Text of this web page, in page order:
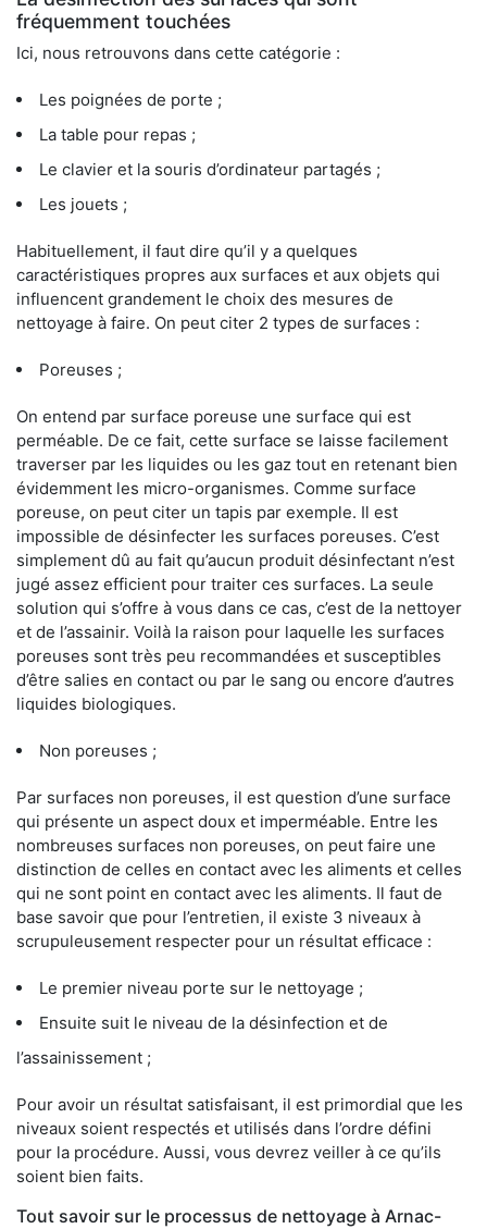
fréquemment touchées
Ici, nous retrouvons dans cette catégorie :
Les poignées de porte ;
La table pour repas ;
Le clavier et la souris d’ordinateur partagés ;
Les jouets ;
Habituellement, il faut dire qu’il y a quelques
caractéristiques propres aux surfaces et aux objets qui
influencent grandement le choix des mesures de
nettoyage à faire. On peut citer 2 types de surfaces :
Poreuses ;
On entend par surface poreuse une surface qui est
perméable. De ce fait, cette surface se laisse facilement
traverser par les liquides ou les gaz tout en retenant bien
évidemment les micro-organismes. Comme surface
poreuse, on peut citer un tapis par exemple. Il est
impossible de désinfecter les surfaces poreuses. C’est
simplement dû au fait qu’aucun produit désinfectant n’est
jugé assez efficient pour traiter ces surfaces. La seule
solution qui s’offre à vous dans ce cas, c’est de la nettoyer
et de l’assainir. Voilà la raison pour laquelle les surfaces
poreuses sont très peu recommandées et susceptibles
d’être salies en contact ou par le sang ou encore d’autres
liquides biologiques.
Non poreuses ;
Par surfaces non poreuses, il est question d’une surface
qui présente un aspect doux et imperméable. Entre les
nombreuses surfaces non poreuses, on peut faire une
distinction de celles en contact avec les aliments et celles
qui ne sont point en contact avec les aliments. Il faut de
base savoir que pour l’entretien, il existe 3 niveaux à
scrupuleusement respecter pour un résultat efficace :
Le premier niveau porte sur le nettoyage ;
Ensuite suit le niveau de la désinfection et de
l’assainissement ;
Pour avoir un résultat satisfaisant, il est primordial que les
niveaux soient respectés et utilisés dans l’ordre défini
pour la procédure. Aussi, vous devrez veiller à ce qu’ils
soient bien faits.
Tout savoir sur le processus de nettoyage à Arnac-